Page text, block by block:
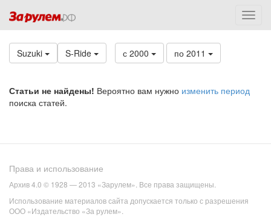
Suzuki S-Ride с 2000 по 2011
Статьи не найдены! Вероятно вам нужно изменить период
поиска статей.
Права и использование
Архив 4.0 © 1928 — 2013 «Зарулем». Все права защищены.
Использование материалов сайта допускается только с разрешения
ООО «Издательство «За рулем».